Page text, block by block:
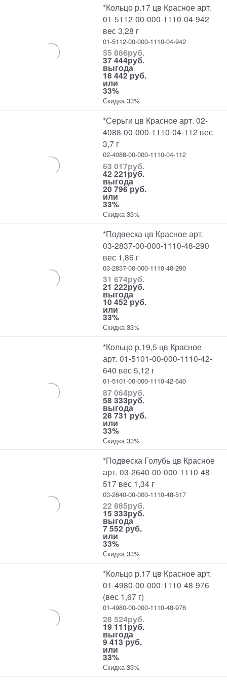
*Кольцо р.17 цв Красное арт.
01-5112-00-000-1110-04-942
вес 3,28 г
01-5112-00-000-1110-04-942
55 886руб.
37 444руб.
выгода
18 442 руб.
или
33%
Скидка 33%
*Серьги цв Красное арт. 02-
4088-00-000-1110-04-112 вес
3,7 г
02-4088-00-000-1110-04-112
63 017руб.
42 221руб.
выгода
20 796 руб.
или
33%
Скидка 33%
*Подвеска цв Красное арт.
03-2837-00-000-1110-48-290
вес 1,86 г
03-2837-00-000-1110-48-290
31 674руб.
21 222руб.
выгода
10 452 руб.
или
33%
Скидка 33%
*Кольцо р.19,5 цв Красное
арт. 01-5101-00-000-1110-42-
640 вес 5,12 г
01-5101-00-000-1110-42-640
87 064руб.
58 333руб.
выгода
28 731 руб.
или
33%
Скидка 33%
*Подвеска Голубь цв Красное
арт. 03-2640-00-000-1110-48-
517 вес 1,34 г
03-2640-00-000-1110-48-517
22 885руб.
15 333руб.
выгода
7 552 руб.
или
33%
Скидка 33%
*Кольцо р.17 цв Красное арт.
01-4980-00-000-1110-48-976
(вес 1,67 г)
01-4980-00-000-1110-48-976
28 524руб.
19 111руб.
выгода
9 413 руб.
или
33%
Скидка 33%